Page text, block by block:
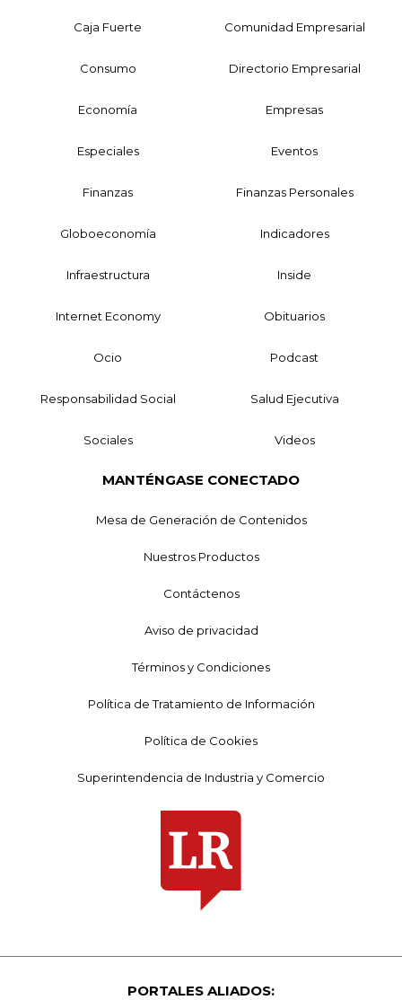
Caja Fuerte Comunidad Empresarial
Consumo Directorio Empresarial
Economía Empresas
Especiales Eventos
Finanzas Finanzas Personales
Globoeconomía Indicadores
Infraestructura Inside
Internet Economy Obituarios
Ocio Podcast
Responsabilidad Social Salud Ejecutiva
Sociales Videos
MANTÉNGASE CONECTADO
Mesa de Generación de Contenidos
Nuestros Productos
Contáctenos
Aviso de privacidad
Términos y Condiciones
Política de Tratamiento de Información
Política de Cookies
Superintendencia de Industria y Comercio
PORTALES ALIADOS: